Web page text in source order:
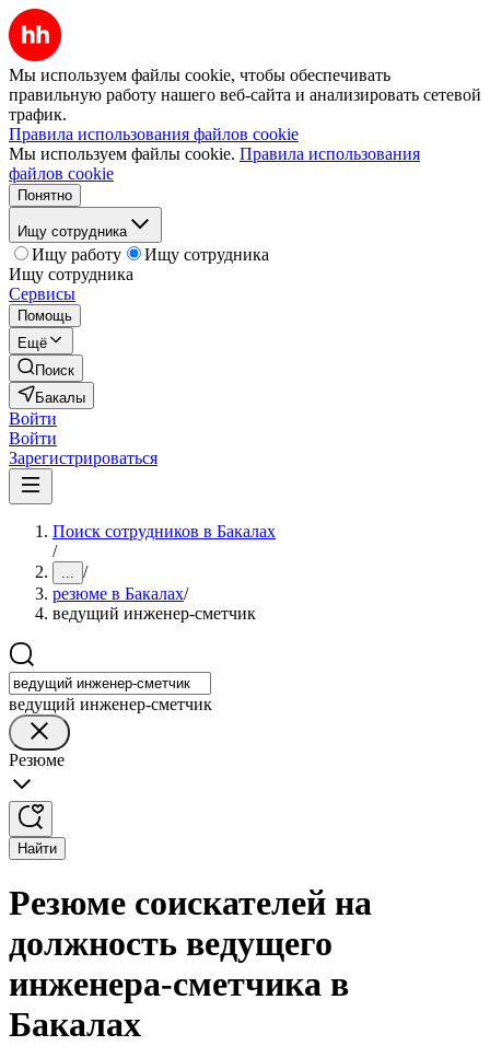
Мы используем файлы cookie, чтобы обеспечивать
правильную работу нашего веб-сайта и анализировать сетевой
трафик.
Правила использования файлов cookie
Мы используем файлы cookie. Правила использования
файлов cookie
Понятно
Ищу сотрудника
Ищу работу
Ищу сотрудника
Ищу сотрудника
Сервисы
Помощь
Ещё
Поиск
Бакалы
Войти
Войти
Зарегистрироваться
Поиск сотрудников в Бакалах
/
... /
резюме в Бакалах/
ведущий инженер-сметчик
ведущий инженер-сметчик
Резюме
Найти
Резюме соискателей на
должность ведущего
инженера-сметчика в
Бакалах